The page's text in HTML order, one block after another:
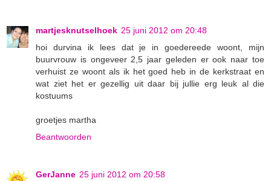
martjesknutselhoek 25 juni 2012 om 20:48
hoi durvina ik lees dat je in goedereede woont, mijn
buurvrouw is ongeveer 2,5 jaar geleden er ook naar toe
verhuist ze woont als ik het goed heb in de kerkstraat en
wat ziet het er gezellig uit daar bij jullie erg leuk al die
kostuums
groetjes martha
Beantwoorden
GerJanne 25 juni 2012 om 20:58